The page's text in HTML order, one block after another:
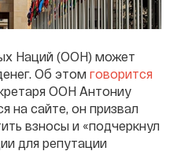
Наций (ООН) может
Об этом говорится
ООН Антониу
на сайте, он призвал
взносы и «подчеркнул
для репутации